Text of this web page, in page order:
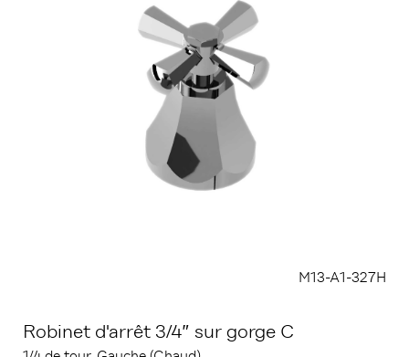
M13-A1-327H
Robinet d'arrêt 3/4” sur gorge C